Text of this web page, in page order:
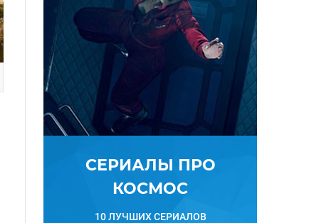
СЕРИАЛЫ ПРО
КОСМОС
10 ЛУЧШИХ СЕРИАЛОВ